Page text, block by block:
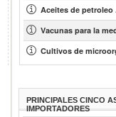
Aceites de petroleo
Vacunas para la
Cultivos de
PRINCIPALES CINCO
IMPORTADORES